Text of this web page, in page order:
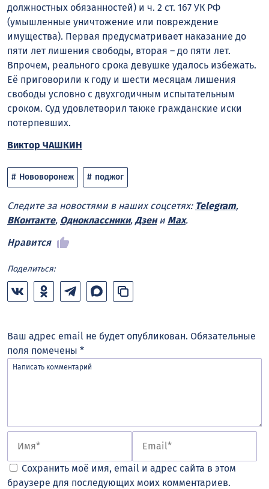
должностных обязанностей) и ч. 2 ст. 167 УК РФ
(умышленные уничтожение или повреждение
имущества). Первая предусматривает наказание до
пяти лет лишения свободы, вторая – до пяти лет.
Впрочем, реального срока девушке удалось избежать.
Её приговорили к году и шести месяцам лишения
свободы условно с двухгодичным испытательным
сроком. Суд удовлетворил также гражданские иски
потерпевших.
Виктор ЧАШКИН
Нововоронеж поджог
Следите за новостями в наших соцсетях: Telegram,
ВКонтакте, Одноклассники, Дзени Max.
Нравится
Поделиться:
Ваш адрес email не будет опубликован. Обязательные
поля помечены *
Сохранить моё имя, email и адрес сайта в этом
браузере для последующих моих комментариев.